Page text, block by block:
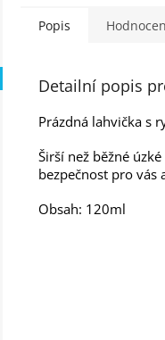
Popis
Detailní popis
Prázdná lahvička s
Širší než běžné
bezpečnost pro vás
Obsah: 120ml